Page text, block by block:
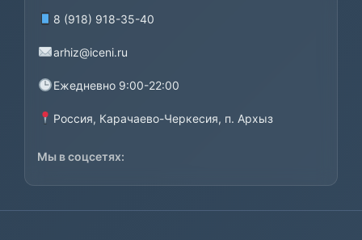
8 (918) 918-35-40
arhiz@iceni.ru
Ежедневно 9:00-22:00
Россия, Карачаево-Черкесия, п. Архыз
Мы в соцсетях: